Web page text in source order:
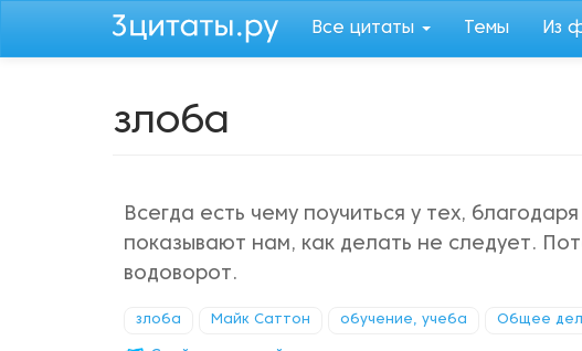
Все цитаты Темы Из
злоба
Всегда есть чему поучиться у тех,
показывают нам, как делать не следует.
водоворот.
злоба Майк Саттон обучение, учеба Общее